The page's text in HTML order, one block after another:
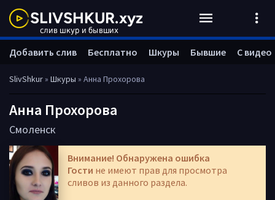
SlivShkur» Шкуры » Анна Прохорова
Анна Прохорова
Смоленск
Внимание! Обнаружена ошибка
Гости не имеют прав для просмотра
сливов из данного раздела.
Добавить слив Бесплатно Шкуры Бывшие С видео